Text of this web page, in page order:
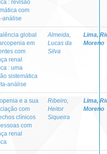
: revisão
com
análise
global
em
com
renal
: uma
sistemática
análise
Almeida,
Lucas da
Silva
Lima,
Moreno
e a sua
com
clínicos
com
renal
Ribeiro,
Heitor
Siqueira
Lima,
Moreno